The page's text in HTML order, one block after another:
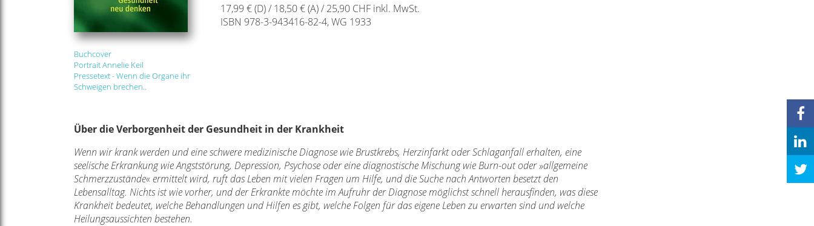
Buchcover
Portrait Annelie Keil
Pressetext - Wenn die Organe ihr
Schweigen brechen..
17,99 € (D) / 18,50 € (A) / 25,90 CHF inkl. MwSt.
ISBN 978-3-943416-82-4, WG 1933
Über die Verborgenheit der Gesundheit in der Krankheit
Wenn wir krank werden und eine schwere medizinische Diagnose wie Brustkrebs, Herzinfarkt oder Schlaganfall erhalten, eine
seelische Erkrankung wie Angststörung, Depression, Psychose oder eine diagnostische Mischung wie Burn-out oder »allgemeine
Schmerzzustände« ermittelt wird, ruft das Leben mit vielen Fragen um Hilfe, und die Suche nach Antworten besetzt den
Lebensalltag. Nichts ist wie vorher, und der Erkrankte möchte im Aufruhr der Diagnose möglichst schnell herausfinden, was diese
Krankheit bedeutet, welche Behandlungen und Hilfen es gibt, welche Folgen für das eigene Leben zu erwarten sind und welche
Heilungsaussichten bestehen.